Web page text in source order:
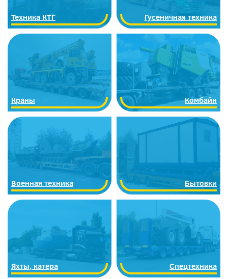
Техника КТГ Гусеничная техника
Краны Комбайн
Военная техника Бытовки
Яхты, катера Спецтехника